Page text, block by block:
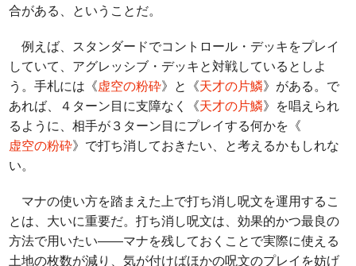
合がある、ということだ。
例えば、スタンダードでコントロール・デッキをプレイ
していて、アグレッシブ・デッキと対戦しているとしよ
う。手札には《虚空の粉砕》と《天才の片鱗》がある。で
あれば、４ターン目に支障なく《天才の片鱗》を唱えられ
るように、相手が３ターン目にプレイする何かを《
虚空の粉砕》で打ち消しておきたい、と考えるかもしれな
い。
マナの使い方を踏まえた上で打ち消し呪文を運用するこ
とは、大いに重要だ。打ち消し呪文は、効果的かつ最良の
方法で用いたい――マナを残しておくことで実際に使える
土地の枚数が減り、気が付けばほかの呪文のプレイを妨げ